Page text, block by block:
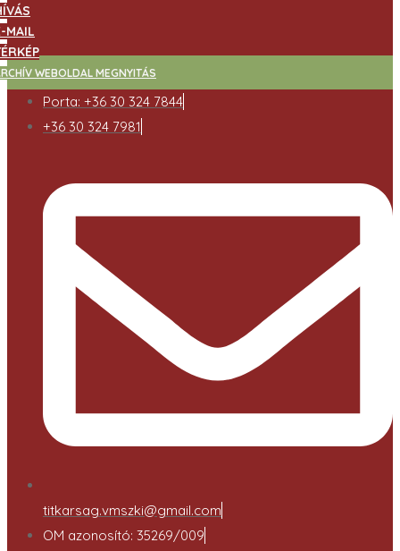
MAIL
WEBOLDAL MEGNYITÁS
Porta: +36 30 324 7844
+36 30 324 7981
titkarsag.vmszki@gmail.com
OM azonosító: 35269/009